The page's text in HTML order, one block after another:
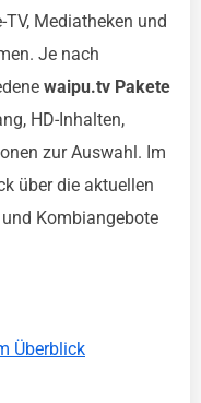
Mediatheken und
Je nach
waipu.tv Pakete
HD-Inhalten,
zur Auswahl. Im
über die aktuellen
Kombiangebote
Überblick